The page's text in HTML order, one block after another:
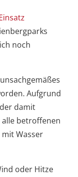
noch
Aufgrund
damit
betroffenen
Wasser
oder Hitze